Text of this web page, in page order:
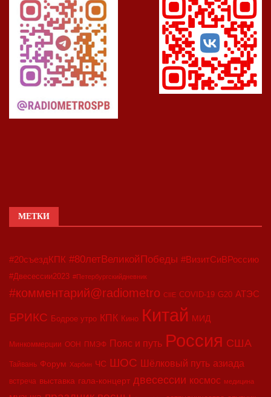
МЕТКИ
#20съездКПК #80летВеликойПобеды #ВизитСиВРоссию
#Двесессии2023 #Петербургскийдневник
#комментарий@radiometro CIIE COVID-19 G20 АТЭС
БРИКС Бодрое утро КПК Кино Китай МИД
Минкоммерции ООН ПМЭФ Пояс и путь Россия США
Тайвань Форум Харбин ЧС ШОС Шёлковый путь азиада
встреча выставка гала-концерт двесессии космос медицина